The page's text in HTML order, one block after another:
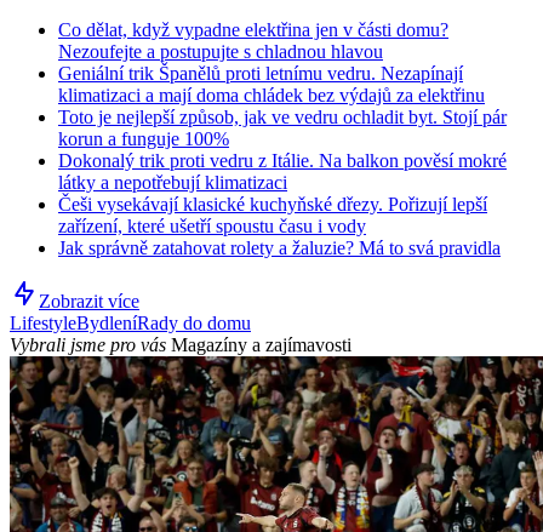
Co dělat, když vypadne elektřina jen v části domu?
Nezoufejte a postupujte s chladnou hlavou
Geniální trik Španělů proti letnímu vedru. Nezapínají
klimatizaci a mají doma chládek bez výdajů za elektřinu
Toto je nejlepší způsob, jak ve vedru ochladit byt. Stojí pár
korun a funguje 100%
Dokonalý trik proti vedru z Itálie. Na balkon pověsí mokré
látky a nepotřebují klimatizaci
Češi vysekávají klasické kuchyňské dřezy. Pořizují lepší
zařízení, které ušetří spoustu času i vody
Jak správně zatahovat rolety a žaluzie? Má to svá pravidla
Zobrazit více
LifestyleBydleníRady do domu
Vybrali jsme pro vás Magazíny a zajímavosti